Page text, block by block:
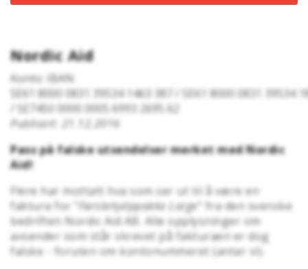
Nordic Aid
Konto: IBAN:
SE61 8000 0831 39534 1463 387 / SE61 8000 0831 39534
/ SE7450 0000 0005 6993 2695 62
Publisert: 21.12.2016
Pass på falske utsendelser merket med Nordic
Aid!
Flere har mottatt hva som ser ut til å være en
faktura for "
Førstehjelppakke Large " fra den svenske
bedriften Nordic Aid AB. Alle opplysninger om
avsender som står skrevet på fakturaen er dog
falske - foruten om kontonummeret (antar vi).